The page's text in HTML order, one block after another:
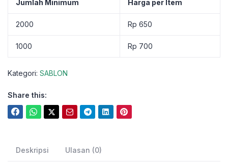
Jumlah Minimum Harga per Item
2000 Rp 650
1000 Rp 700
Kategori: SABLON
Share this:
Deskripsi Ulasan (0)